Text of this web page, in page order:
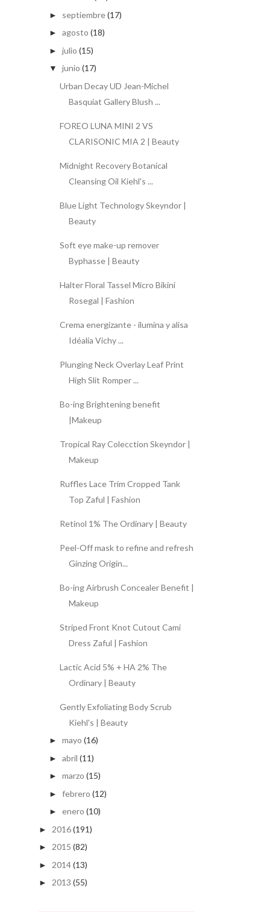
► septiembre(17)
► agosto (18)
► julio (15)
▼ junio (17)
Urban Decay UD Jean-Michel
Basquiat Gallery Blush ...
FOREO LUNA MINI 2 VS
CLARISONIC MIA 2 | Beauty
Midnight Recovery Botanical
Cleansing Oil Kiehl's ...
Blue Light Technology Skeyndor |
Beauty
Soft eye make-up remover
Byphasse | Beauty
Halter Floral Tassel Micro Bikini
Rosegal | Fashion
Crema energizante - ilumina y alisa
Idéalia Vichy ...
Plunging Neck Overlay Leaf Print
High Slit Romper ...
Bo-ing Brightening benefit
|Makeup
Tropical Ray Colecction Skeyndor |
Makeup
Ruffles Lace Trim Cropped Tank
Top Zaful | Fashion
Retinol 1% The Ordinary | Beauty
Peel-Off mask to refine and refresh
Ginzing Origin...
Bo-ing Airbrush Concealer Benefit |
Makeup
Striped Front Knot Cutout Cami
Dress Zaful | Fashion
Lactic Acid 5% + HA 2% The
Ordinary | Beauty
Gently Exfoliating Body Scrub
Kiehl's | Beauty
► mayo (16)
► abril (11)
► marzo (15)
► febrero (12)
► enero (10)
► 2016(191)
► 2015 (82)
► 2014(13)
► 2013 (55)